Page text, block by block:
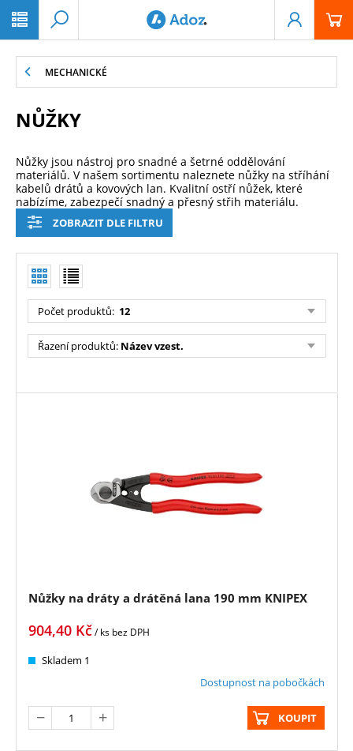
MECHANICKÉ
NŮŽKY
Nůžky jsou nástroj pro snadné a šetrné oddělování
materiálů. V našem sortimentu naleznete nůžky na stříhání
kabelů drátů a kovových lan. Kvalitní ostří nůžek, které
nabízíme, zabezpečí snadný a přesný střih materiálu.
ZOBRAZIT DLE FILTRU
Počet produktů: 12
Řazení produktů: Název vzest.
Nůžky na dráty a drátěná lana 190 mm KNIPEX
904,40 Kč/ ks bez DPH
Skladem 1
Dostupnost na pobočkách
KOUPIT